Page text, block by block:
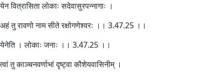
येन वित्रासिता लोकाः सदेवासुरपन्नागाः ।
अहं तु रावणो नाम सीते रक्षोगणेश्वरः ।। 3.47.25 ।।
येनेति । लोकाः जनाः ।। 3.47.25 ।।
त्वां तु काञ्चनवर्णाभां दृष्ट्वा कौशेयवासिनीम् ।